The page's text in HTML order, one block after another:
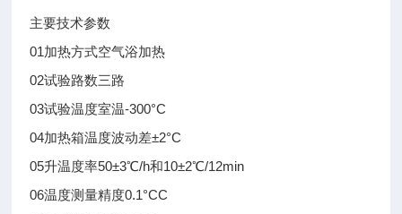
主要技术参数
01加热方式空气浴加热
02试验路数三路
03试验温度室温-300°C
04加热箱温度波动差±2°C
05升温度率50±3℃/h和10±2℃/12min
06温度测量精度0.1°CC